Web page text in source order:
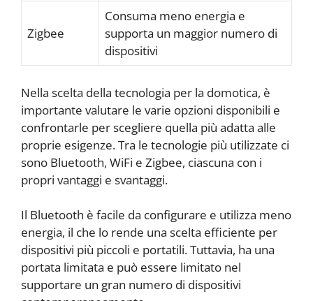
Zigbee
Consuma meno energia e
supporta un maggior numero di
dispositivi
Nella scelta della tecnologia per la domotica, è
importante valutare le varie opzioni disponibili e
confrontarle per scegliere quella più adatta alle
proprie esigenze. Tra le tecnologie più utilizzate ci
sono Bluetooth, WiFi e Zigbee, ciascuna con i
propri vantaggi e svantaggi.
Il Bluetooth è facile da configurare e utilizza meno
energia, il che lo rende una scelta efficiente per
dispositivi più piccoli e portatili. Tuttavia, ha una
portata limitata e può essere limitato nel
supportare un gran numero di dispositivi